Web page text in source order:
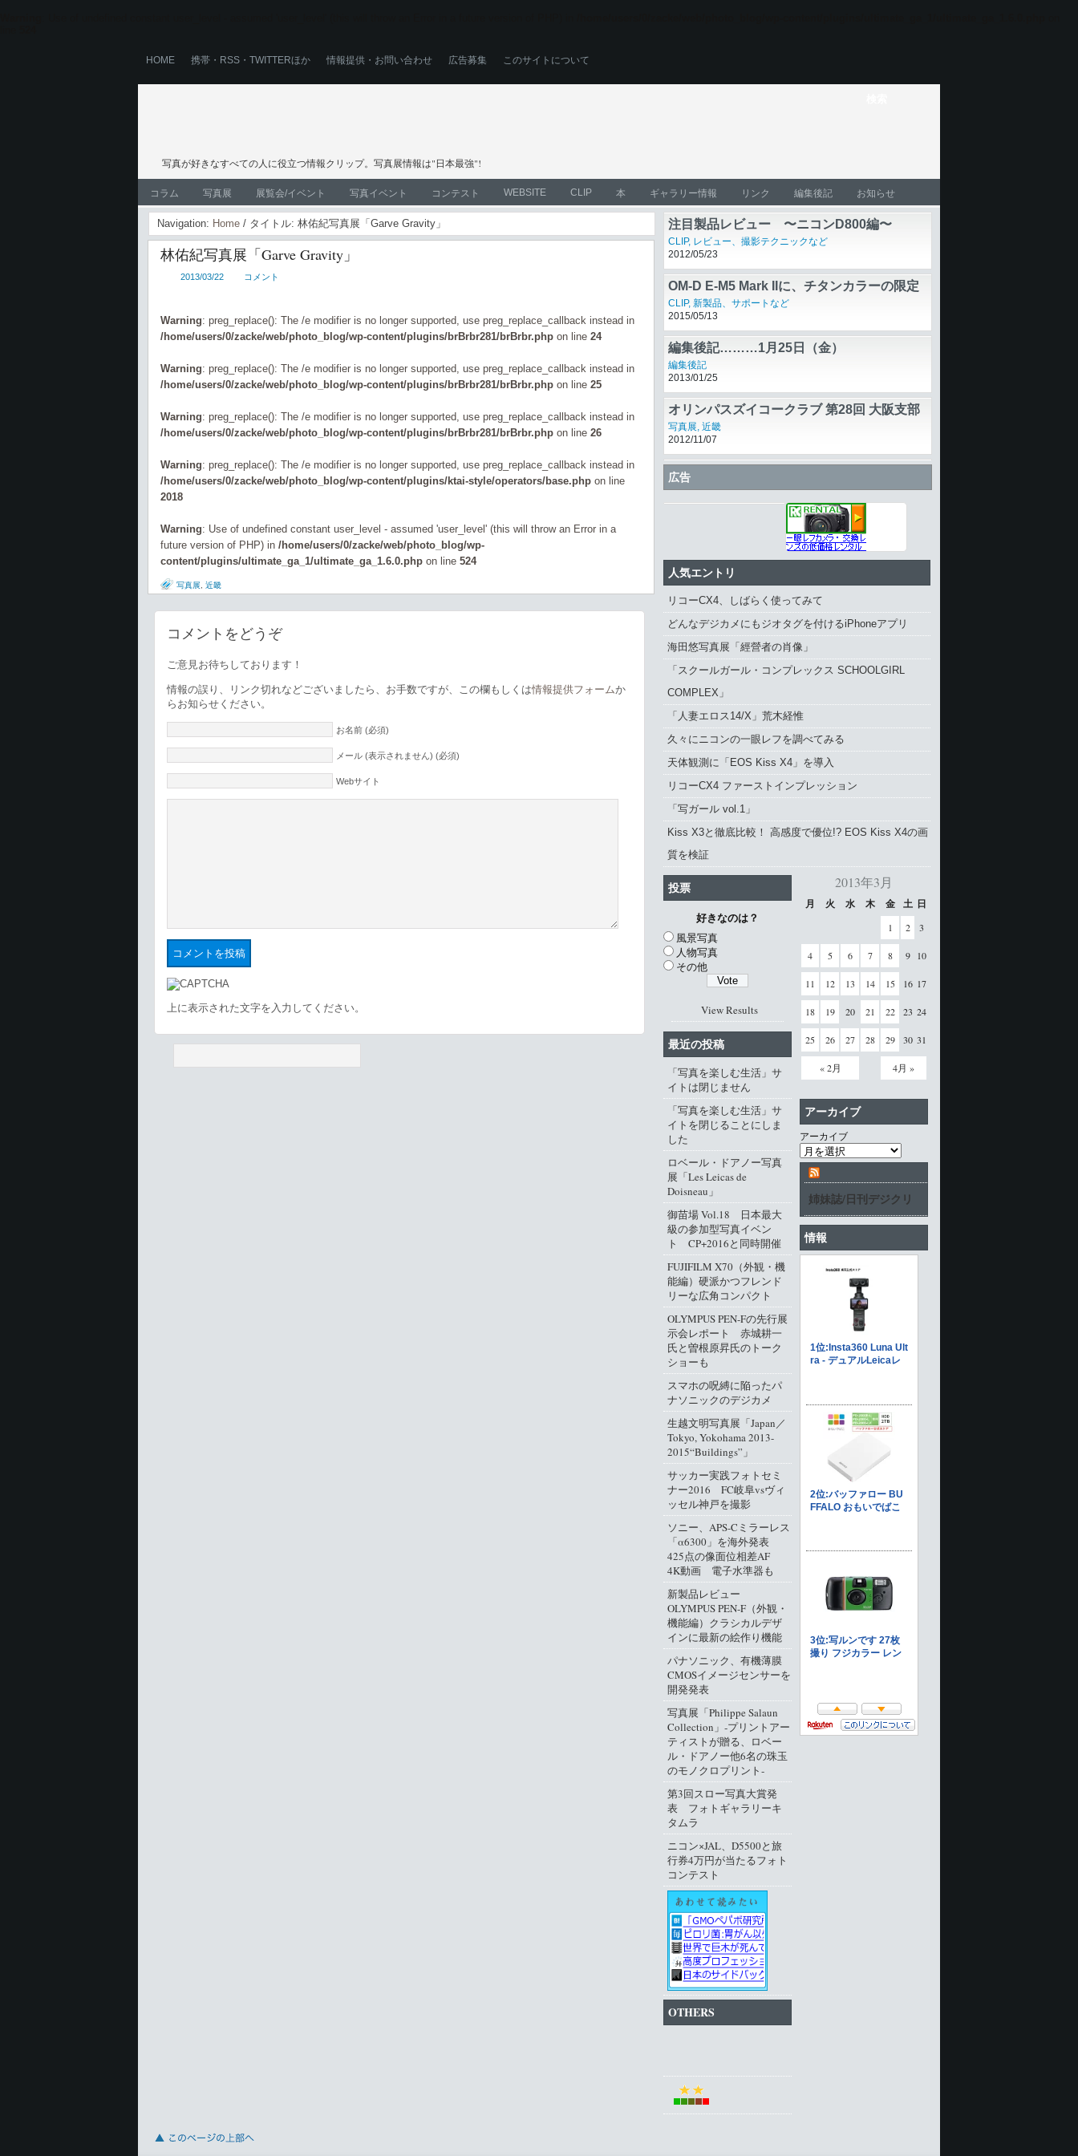
HOME 携帯・RSS・TWITTERほか 情報提供・お問い合わせ 広告募集 このサイトについて
写真が好きなすべての人に役立つ情報クリップ。写真展情報は"日本最強"!
コラム 写真展 展覧会/イベント 写真イベント コンテスト WEBSITE CLIP 本 ギャラリー情報 リンク 編集後記 お知らせ
Navigation: Home / タイトル: 林佑紀写真展「Garve Gravity」
林佑紀写真展「Garve Gravity」
2013/03/22 コメント
Warning: preg_replace(): The /e modifier is no longer supported, use preg_replace_callback instead in
/home/users/0/zacke/web/photo_blog/wp-content/plugins/brBrbr281/brBrbr.php on line 24
Warning: preg_replace(): The /e modifier is no longer supported, use preg_replace_callback instead in
/home/users/0/zacke/web/photo_blog/wp-content/plugins/brBrbr281/brBrbr.php on line 25
Warning: preg_replace(): The /e modifier is no longer supported, use preg_replace_callback instead in
/home/users/0/zacke/web/photo_blog/wp-content/plugins/brBrbr281/brBrbr.php on line 26
Warning: preg_replace(): The /e modifier is no longer supported, use preg_replace_callback instead in
/home/users/0/zacke/web/photo_blog/wp-content/plugins/ktai-style/operators/base.php on line
2018
Warning: Use of undefined constant user_level - assumed 'user_level' (this will throw an Error in a
future version of PHP) in /home/users/0/zacke/web/photo_blog/wp-
content/plugins/ultimate_ga_1/ultimate_ga_1.6.0.php on line 524
写真展 近畿
コメントをどうぞ
ご意見お待ちしております！
情報の誤り、リンク切れなどございましたら、お手数ですが、この欄もしくは情報提供フォームか
らお知らせください。
お名前 (必須)
メール (表示されません) (必須)
Webサイト
上に表示された文字を入力してください。
注目製品レビュー 〜ニコンD800編〜
CLIP, レビュー、撮影テクニックなど
2012/05/23
OM-D E-M5 Mark IIに、チタンカラーの限定
モデル
CLIP, 新製品、サポートなど
2015/05/13
編集後記………1月25日（金）
編集後記
2013/01/25
オリンパスズイコークラブ 第28回 大阪支部
写真展
写真展, 近畿
2012/11/07
エレコム「DE-M02L-3010」〜スマートフォ
ンちょうど1回分のカラフルなバッテリー
CLIP,そのほかの読み物
2013/06/19
広告
人気エントリ
リコーCX4、しばらく使ってみて
どんなデジカメにもジオタグを付けるiPhoneアプリ
海田悠写真展「經營者の肖像」
「スクールガール・コンプレックス SCHOOLGIRL
COMPLEX」
「人妻エロス14/X」荒木経惟
久々にニコンの一眼レフを調べてみる
天体観測に「EOS Kiss X4」を導入
リコーCX4 ファーストインプレッション
「写ガール vol.1」
Kiss X3と徹底比較！ 高感度で優位!? EOS Kiss X4の画
質を検証
2013年3月
月 火 水 木 金 土 日
« 2月 4月 »
1 2 3
4 5 6 7 8 9 10
11 12 13 14 15 16 17
18 19 20 21 22 23 24
25 26 27 28 29 30 31
アーカイブ
アーカイブ
姉妹誌/日刊デジクリ
情報
投票
好きなのは？
風景写真
人物写真
その他
View Results
最近の投稿
「写真を楽しむ生活」サ
イトは閉じません
「写真を楽しむ生活」サ
イトを閉じることにしま
した
ロベール・ドアノー写真
展「Les Leicas de
Doisneau」
御苗場 Vol.18 日本最大
級の参加型写真イベン
ト CP+2016と同時開催
FUJIFILM X70（外観・機
能編）硬派かつフレンド
リーな広角コンパクト
OLYMPUS PEN-Fの先行展
示会レポート 赤城耕一
氏と曽根原昇氏のトーク
ショーも
スマホの呪縛に陥ったパ
ナソニックのデジカメ
生越文明写真展「Japan／
Tokyo, Yokohama 2013-
2015“Buildings”」
サッカー実践フォトセミ
ナー2016 FC岐阜vsヴィ
ッセル神戸を撮影
ソニー、APS-Cミラーレス
「α6300」を海外発表
425点の像面位相差AF
4K動画 電子水準器も
新製品レビュー
OLYMPUS PEN-F（外観・
機能編）クラシカルデザ
インに最新の絵作り機能
パナソニック、有機薄膜
CMOSイメージセンサーを
開発発表
写真展「Philippe Salaun
Collection」‐プリントアー
ティストが贈る、ロベー
ル・ドアノー他6名の珠玉
のモノクロプリント‐
第3回スロー写真大賞発
表 フォトギャラリーキ
タムラ
ニコン×JAL、D5500と旅
行券4万円が当たるフォト
コンテスト
OTHERS